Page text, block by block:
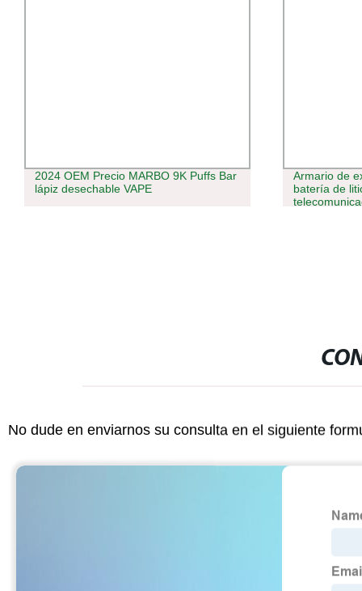
Armario de exterior personalizable con
batería de litio 48V900ah para
Wapor PRO
ajustable
desechable
No dude en enviarnos su consulta en el siguiente